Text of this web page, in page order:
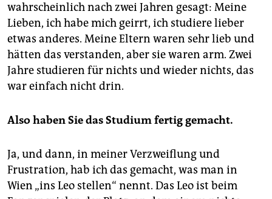
wahrscheinlich nach zwei Jahren gesagt: Meine
Lieben, ich habe mich geirrt, ich studiere lieber
etwas anderes. Meine Eltern waren sehr lieb und
hätten das verstanden, aber sie waren arm. Zwei
Jahre studieren für nichts und wieder nichts, das
war einfach nicht drin.
Also haben Sie das Studium fertig gemacht.
Ja, und dann, in meiner Verzweiflung und
Frustration, hab ich das gemacht, was man in
Wien „ins Leo stellen“ nennt. Das Leo ist beim